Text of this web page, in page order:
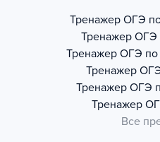
Тренажер ОГЭ
Тренажер ОГЭ
Тренажер ОГЭ по
Тренажер
Тренажер ОГЭ
Тренажер
Все